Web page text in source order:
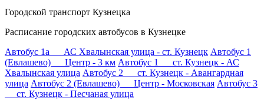
Городской транспорт Кузнецка
Расписание городских автобусов в Кузнецке
Автобус 1а АС Хвалынская улица - ст. Кузнецк Автобус 1
(Евлашево) Центр - 3 км Автобус 1 ст. Кузнецк - АС
Хвалынская улица Автобус 2 ст. Кузнецк - Авангардная
улица Автобус 2 (Евлашево) Центр - Московская Автобус 3
ст. Кузнецк - Песчаная улица